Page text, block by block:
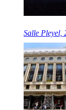
Salle Pleyel,